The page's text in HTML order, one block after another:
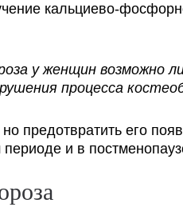
кальциево-
у женщин возможно
процесса
предотвратить его
и в